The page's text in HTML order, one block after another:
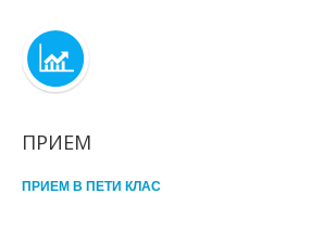
ПРИЕМ
ПРИЕМ В ПЕТИ КЛАС